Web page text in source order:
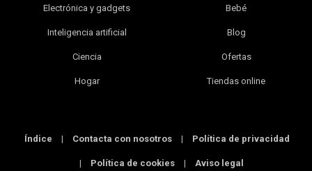
Electrónica y gadgets
Inteligencia artificial
Ciencia
Hogar
Bebé
Blog
Ofertas
Tiendas online
Índice | Contacta con nosotros | Política de privacidad
| Política de cookies | Aviso legal